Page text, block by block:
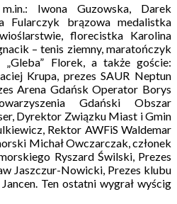
Iwona Guzowska, Darek
Fularczyk brązowa medalistka
florecistka Karolina
– tenis ziemny, maratończyk
„Gleba” Florek, a także goście:
Krupa, prezes SAUR Neptun
Arena Gdańsk Operator Borys
Gdański Obszar
Dyrektor Związku Miast i Gmin
Rektor AWFiS Waldemar
Michał Owczarczak, członek
Ryszard Świlski, Prezes
Jaszczur-Nowicki, Prezes klubu
Ten ostatni wygrał wyścig